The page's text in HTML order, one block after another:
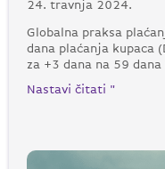
24. travnja 2024.
Globalna praksa
dana plaćanja kupaca
za +3 dana na 59
Nastavi čitati "